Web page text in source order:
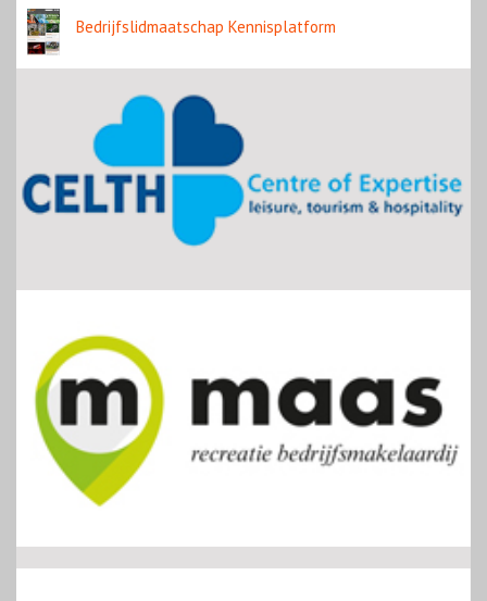
Bedrijfslidmaatschap Kennisplatform